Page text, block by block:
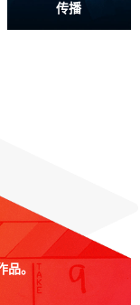
传播
品。